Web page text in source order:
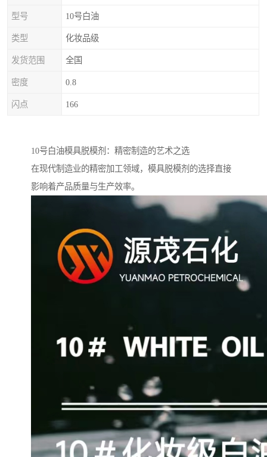
型号 10号白油
类型 化妆品级
发货范围 全国
密度 0.8
闪点 166
10号白油模具脱模剂：精密制造的艺术之选
在现代制造业的精密加工领域，模具脱模剂的选择直接
影响着产品质量与生产效率。